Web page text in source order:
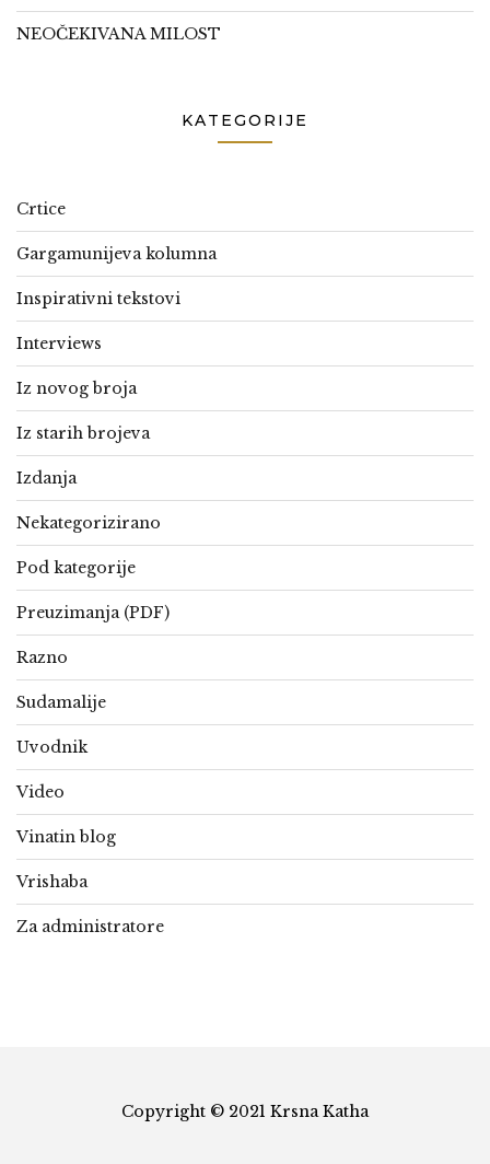
NEOČEKIVANA MILOST
KATEGORIJE
Crtice
Gargamunijeva kolumna
Inspirativni tekstovi
Interviews
Iz novog broja
Iz starih brojeva
Izdanja
Nekategorizirano
Pod kategorije
Preuzimanja (PDF)
Razno
Sudamalije
Uvodnik
Video
Vinatin blog
Vrishaba
Za administratore
Copyright © 2021 Krsna Katha